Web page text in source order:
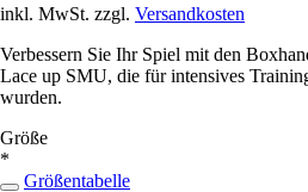
inkl. MwSt. zzgl. Versandkosten
Verbessern Sie Ihr Spiel mit den
Lace up SMU, die für intensives
wurden.
Größe
*
Größentabelle